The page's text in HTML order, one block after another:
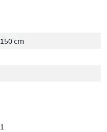
150 cm
1